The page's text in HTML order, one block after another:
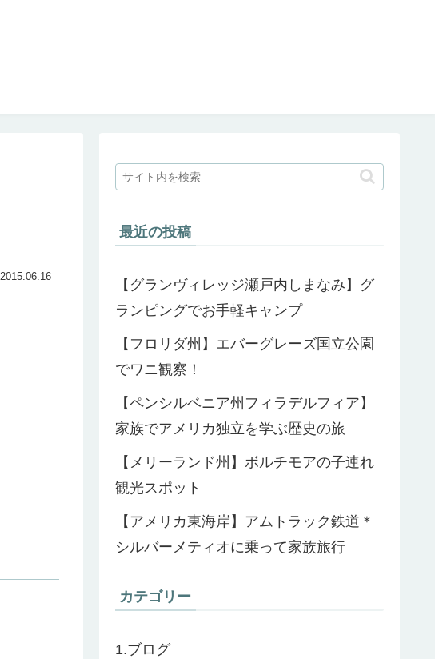
2015.06.16
最近の投稿
【グランヴィレッジ瀬戸内しまなみ】グ
ランピングでお手軽キャンプ
【フロリダ州】エバーグレーズ国立公園
でワニ観察！
【ペンシルベニア州フィラデルフィア】
家族でアメリカ独立を学ぶ歴史の旅
【メリーランド州】ボルチモアの子連れ
観光スポット
【アメリカ東海岸】アムトラック鉄道＊
シルバーメティオに乗って家族旅行
カテゴリー
1.ブログ